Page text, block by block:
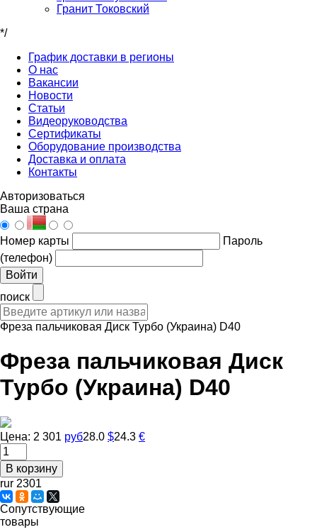
Гранит Токовский
*/
График доставки в регионы
О нас
Вакансии
Новости
Статьи
Видеоруководства
Сертификаты
Оборудование производства
Доставка и оплата
Контакты
Авторизоваться
Ваша страна
Номер карты
Пароль
(телефон)
Войти
поиск
Фреза пальчиковая Диск Турбо (Украина) D40
Фреза пальчиковая Диск
Турбо (Украина) D40
Цена: 2 301 руб28.0 $24.3 €
rur 2301
Сопутствующие
товары